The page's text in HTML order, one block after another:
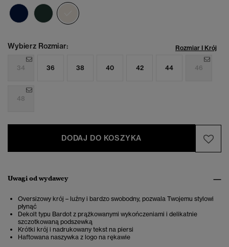
Wybierz Rozmiar: Rozmiar I Krój
34 36 38 40 42 44 46
48
DODAJ DO KOSZYKA
Uwagi od wydawcy
Oversizowy krój – luźny i bardzo swobodny, pozwala Twojemu stylowi
płynąć
Dekolt typu Bardot z prążkowanymi wykończeniami i delikatnie
szczotkowaną podszewką
Krótki krój i nadrukowany tekst na piersi
Haftowana naszywka z logo na rękawie